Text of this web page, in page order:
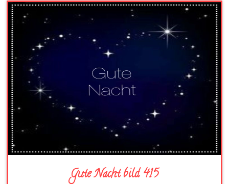
Gute Nacht bild 415